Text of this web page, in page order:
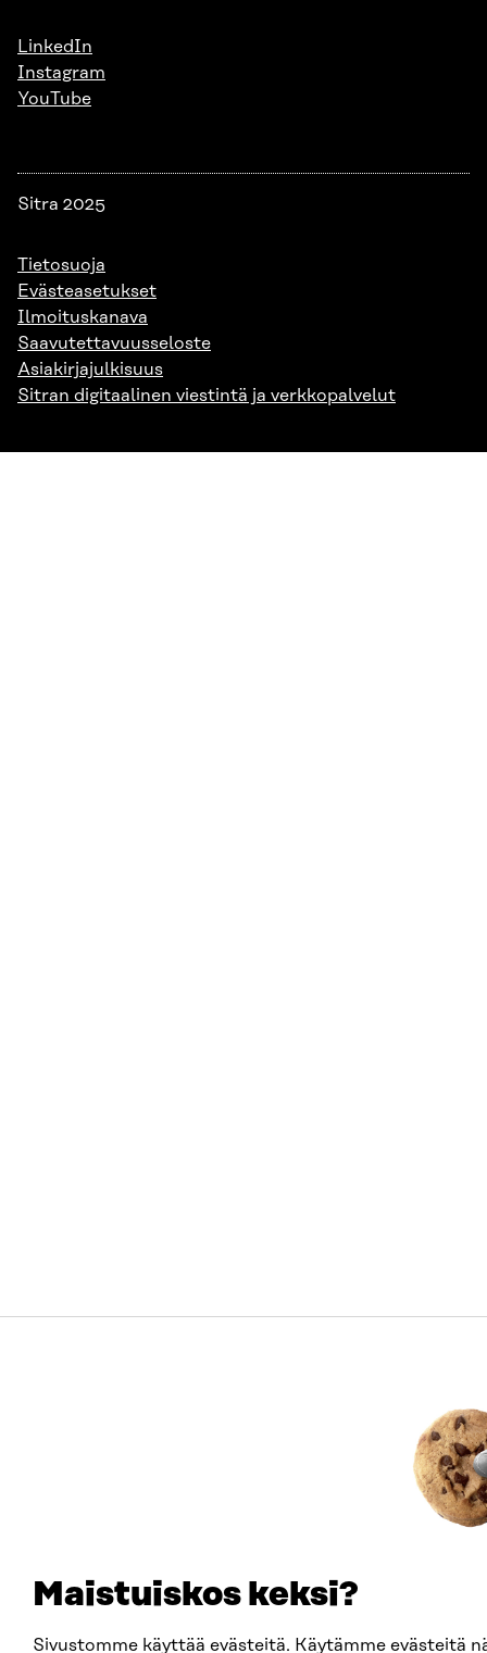
Maistuiskos keksi?
Sivustomme käyttää evästeitä. Käytämme evästeitä
LinkedIn
Instagram
YouTube
Sitra 2025
Tietosuoja
Evästeasetukset
Ilmoituskanava
Saavutettavuusseloste
Asiakirjajulkisuus
Sitran digitaalinen viestintä ja verkkopalvelut